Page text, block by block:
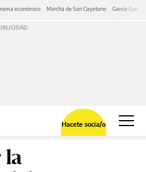
económico Marcha de San Cayetano García Cuerva
Hacete socia/o
la